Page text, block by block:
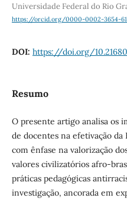
Universidade Federal do Rio
https://orcid.org/0000-0002-3654-
DOI: https://doi.org/
Resumo
O presente artigo analisa os
de docentes na efetivação da
com ênfase na valorização
valores civilizatórios afro-
práticas pedagógicas
investigação, ancorada em